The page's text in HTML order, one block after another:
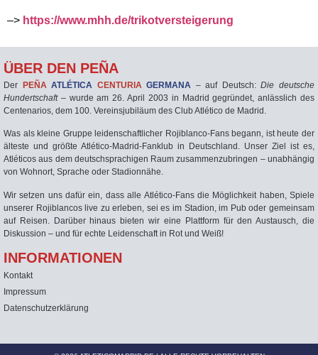
–> https://www.mhh.de/trikotversteigerung
ÜBER DEN PEÑA
Der PEÑA ATLÉTICA CENTURIA GERMANA – auf Deutsch:Die deutsche
Hundertschaft– wurde am 26. April 2003 in Madrid gegründet, anlässlich des
Centenarios, dem 100. Vereinsjubiläum des Club Atlético de Madrid.
Was als kleine Gruppe leidenschaftlicher Rojiblanco-Fans begann, ist heute der
älteste und größte Atlético-Madrid-Fanklub in Deutschland. Unser Ziel ist es,
Atléticos aus dem deutschsprachigen Raum zusammenzubringen – unabhängig
von Wohnort, Sprache oder Stadionnähe.
Wir setzen uns dafür ein, dass alle Atlético-Fans die Möglichkeit haben, Spiele
unserer Rojiblancos live zu erleben, sei es im Stadion, im Pub oder gemeinsam
auf Reisen. Darüber hinaus bieten wir eine Plattform für den Austausch, die
Diskussion – und für echte Leidenschaft in Rot und Weiß!
INFORMATIONEN
Kontakt
Impressum
Datenschutzerklärung